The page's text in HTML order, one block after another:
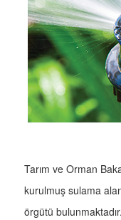
Tarım ve Orman
kurulmuş sulama
örgütü